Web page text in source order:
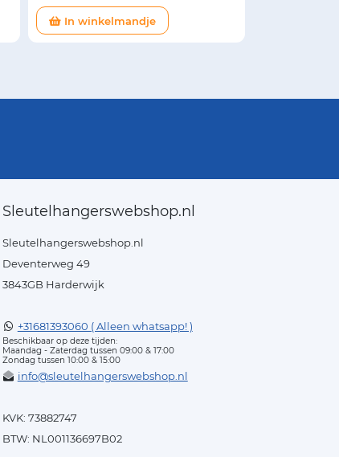
In winkelmandje
Sleutelhangerswebshop.nl
Sleutelhangerswebshop.nl
Deventerweg 49
3843GB Harderwijk
+31681393060 ( Alleen whatsapp! )
Beschikbaar op deze tijden:
Maandag - Zaterdag tussen 09:00 & 17:00
Zondag tussen 10:00 & 15:00
info@sleutelhangerswebshop.nl
KVK: 73882747
BTW: NL001136697B02